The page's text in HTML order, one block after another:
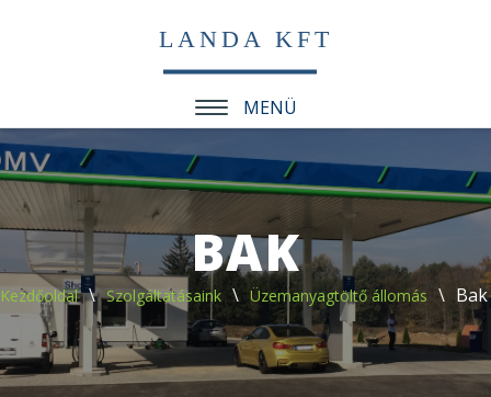
LANDA KFT
MENÜ
BAK
Kezdőoldal Szolgáltatásaink Üzemanyagtöltő állomás Bak